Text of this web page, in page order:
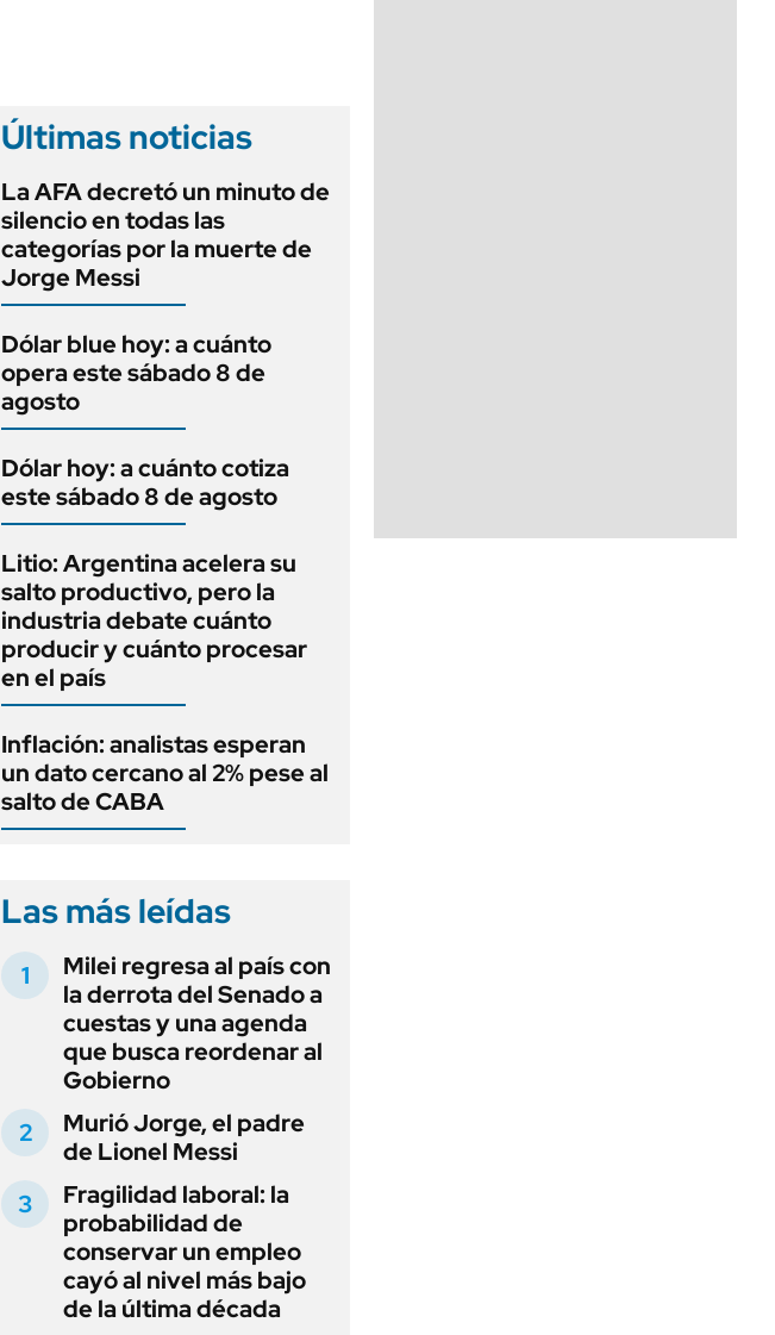
Últimas noticias
La AFA decretó un minuto de
silencio en todas las
categorías por la muerte de
Jorge Messi
Dólar blue hoy: a cuánto
opera este sábado 8 de
agosto
Dólar hoy: a cuánto cotiza
este sábado 8 de agosto
Litio: Argentina acelera su
salto productivo, pero la
industria debate cuánto
producir y cuánto procesar
en el país
Inflación: analistas esperan
un dato cercano al 2% pese al
salto de CABA
Las más leídas
Milei regresa al país con
la derrota del Senado a
cuestas y una agenda
que busca reordenar al
Gobierno
Murió Jorge, el padre
de Lionel Messi
Fragilidad laboral: la
probabilidad de
conservar un empleo
cayó al nivel más bajo
de la última década